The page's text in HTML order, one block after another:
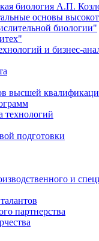
биология А.П.
основы
биологии"
и бизнес-
высшей
технологий
подготовки
и
партнерства